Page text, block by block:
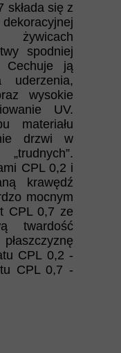
składa się z
żywicach
spodniej
Cechuje ją
uderzenia,
wysokie
UV.
materiału
drzwi w
CPL 0,2 i
krawędź
mocnym
CPL 0,7 ze
twardość
CPL 0,2 -
CPL 0,7 -